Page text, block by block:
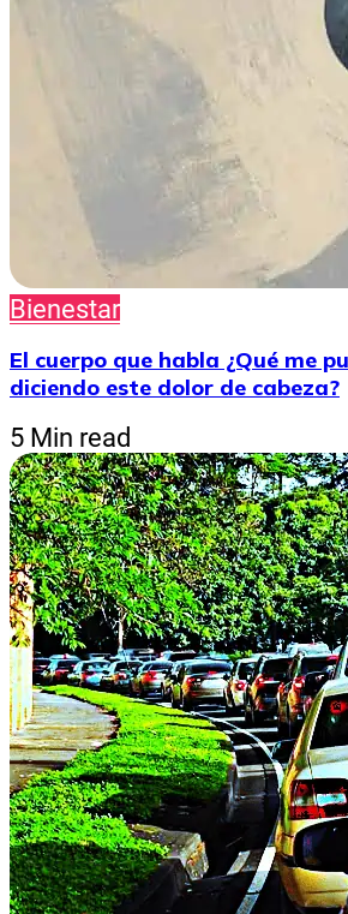
Bienestar
El cuerpo que habla ¿Qué me
diciendo este dolor de cabeza?
5 Min read